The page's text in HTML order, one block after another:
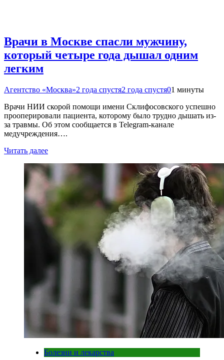
Врачи в Москве спасли мужчину,
который четыре года дышал одним
легким
Агентство «Москва»2 года спустя2 года спустя01 минуты
Врачи НИИ скорой помощи имени Склифосовского успешно
прооперировали пациента, которому было трудно дышать из-
за травмы. Об этом сообщается в Telegram-канале
медучреждения….
Читать далее
Болезни и лекарства